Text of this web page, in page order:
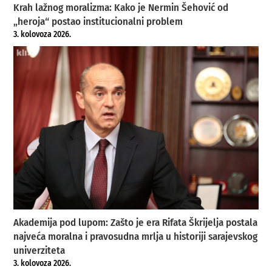
Krah lažnog moralizma: Kako je Nermin Šehović od
„heroja“ postao institucionalni problem
3. kolovoza 2026.
Akademija pod lupom: Zašto je era Rifata Škrijelja postala
najveća moralna i pravosudna mrlja u historiji sarajevskog
univerziteta
3. kolovoza 2026.